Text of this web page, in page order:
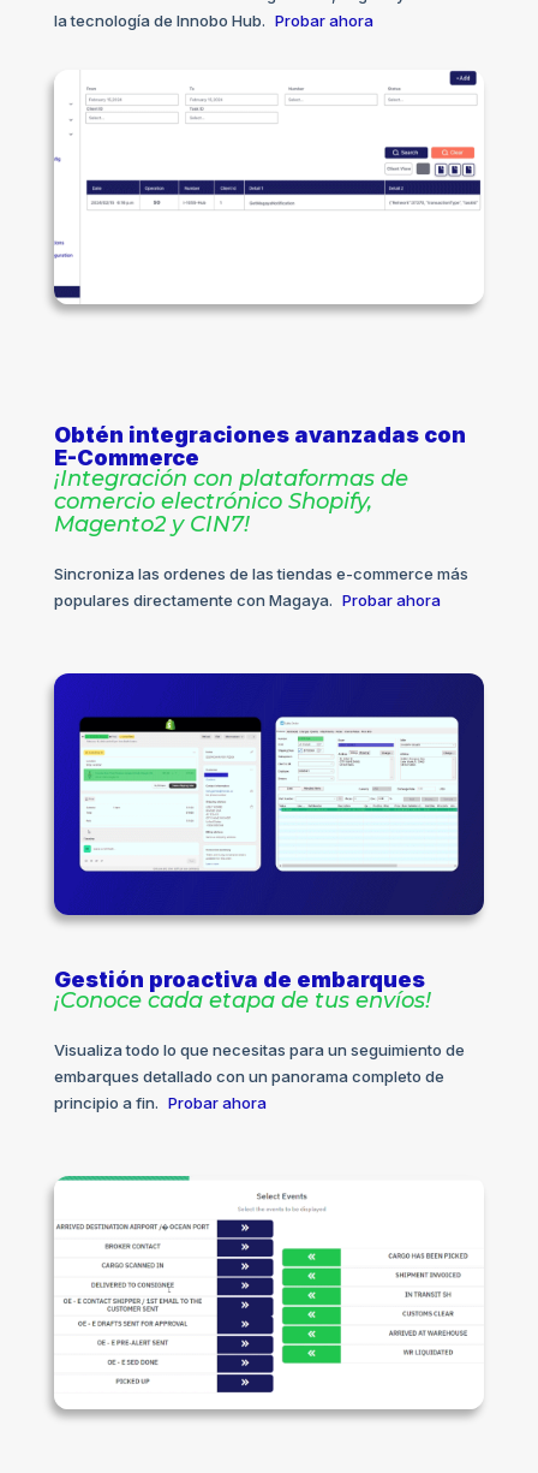
la tecnología de Innobo Hub. Probar ahora
Obtén integraciones avanzadas con
E-Commerce
¡Integración con plataformas de
comercio electrónico Shopify,
Magento2 y CIN7!
Sincroniza las ordenes de las tiendas e-commerce más
populares directamente con Magaya. Probar ahora
Gestión proactiva de embarques
¡Conoce cada etapa de tus envíos!
Visualiza todo lo que necesitas para un seguimiento de
embarques detallado con un panorama completo de
principio a fin. Probar ahora